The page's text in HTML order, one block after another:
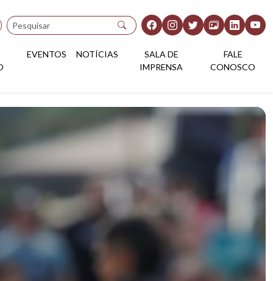
Pesquisar
EVENTOS NOTÍCIAS
SALA DE
IMPRENSA
FALE
CONOSCO